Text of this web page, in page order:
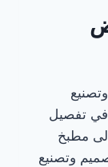
تفصيل
مطبخ
وتصنيع